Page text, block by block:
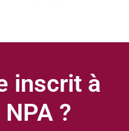
inscrit à
?